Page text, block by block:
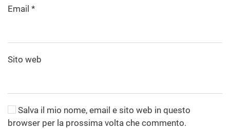
Email *
Sito web
Salva il mio nome, email e sito web in questo
browser per la prossima volta che commento.